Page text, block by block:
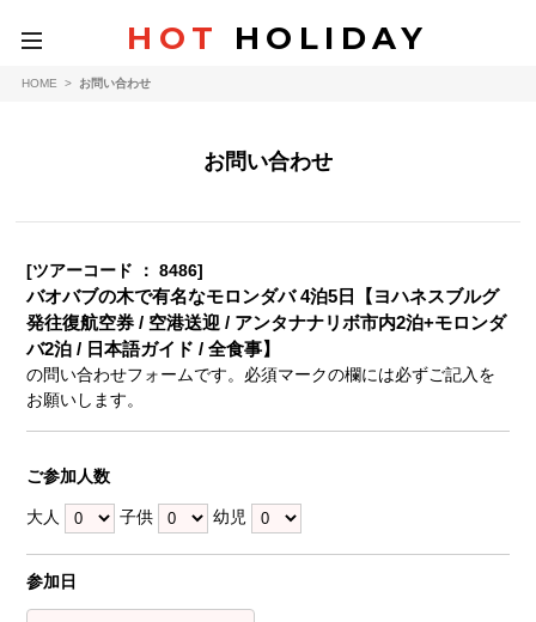
toggle
navigation
HOT HOLIDAY
HOME > お問い合わせ
お問い合わせ
[ツアーコード ： 8486]
バオバブの木で有名なモロンダバ 4泊5日【ヨハネスブルグ
発往復航空券 / 空港送迎 / アンタナナリボ市内2泊+モロンダ
バ2泊 / 日本語ガイド / 全食事】
の問い合わせフォームです。必須マークの欄には必ずご記入を
お願いします。
ご参加人数
大人 子供 幼児
参加日